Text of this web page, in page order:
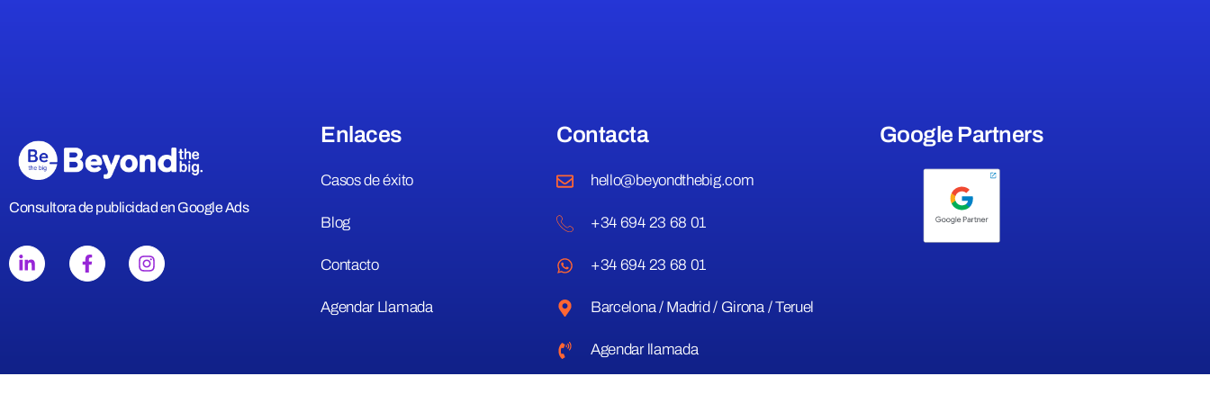
Consultora de publicidad en Google Ads
Enlaces
Casos de éxito
Blog
Contacto
Agendar Llamada
Contacta
hello@beyondthebig.com
+34 694 23 68 01
+34 694 23 68 01
Barcelona / Madrid / Girona / Teruel
Agendar llamada
Google Partners